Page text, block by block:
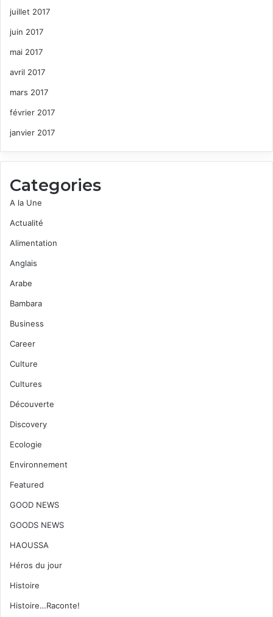
juillet 2017
juin 2017
mai 2017
avril 2017
mars 2017
février 2017
janvier 2017
Categories
A la Une
Actualité
Alimentation
Anglais
Arabe
Bambara
Business
Career
Culture
Cultures
Découverte
Discovery
Ecologie
Environnement
Featured
GOOD NEWS
GOODS NEWS
HAOUSSA
Héros du jour
Histoire
Histoire…Raconte!